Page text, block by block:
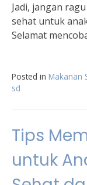
Jadi, jangan
sehat untuk
Selamat
Posted in Makanan
sd
Tips
untuk